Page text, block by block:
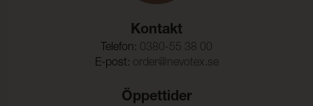
Kontakt
Telefon: 0380-55 38 00
E-post: order@nevotex.se
Öppettider